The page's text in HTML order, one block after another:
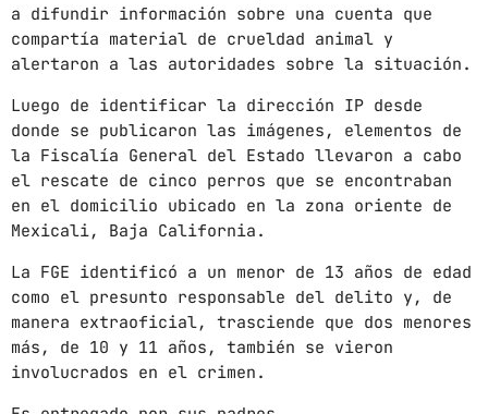
septiembre 2024
agosto 2024
julio 2024
junio 2024
mayo 2024
abril 2024
marzo 2024
febrero 2024
a difundir información sobre una cuenta que
compartía material de crueldad animal y
alertaron a las autoridades sobre la situación.
Luego de identificar la dirección IP desde
donde se publicaron las imágenes, elementos de
la Fiscalía General del Estado llevaron a cabo
el rescate de cinco perros que se encontraban
en el domicilio ubicado en la zona oriente de
Mexicali, Baja California.
La FGE identificó a un menor de 13 años de edad
como el presunto responsable del delito y, de
manera extraoficial, trasciende que dos menores
más, de 10 y 11 años, también se vieron
involucrados en el crimen.